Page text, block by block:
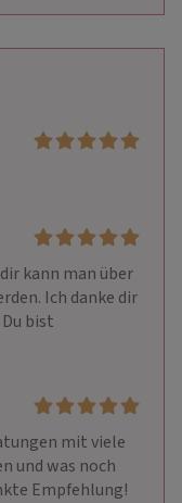
kann man über
Ich danke dir
bist
mit viele
und was noch
Empfehlung!